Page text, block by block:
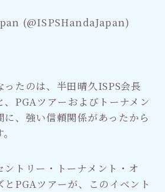
(@ISPSHandaJapan)
ったのは、半田晴久ISPS会長
、PGAツアーおよびトーナメン
に、強い信頼関係があったから
トリー・トーナメント・オ
PGAツアーが、このイベント